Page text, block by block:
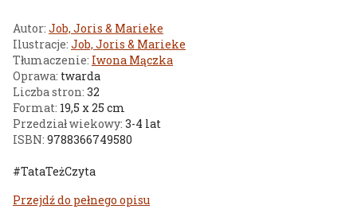
Autor: Job, Joris & Marieke
Ilustracje: Job, Joris & Marieke
Tłumaczenie: Iwona Mączka
Oprawa: twarda
Liczba stron: 32
Format: 19,5 x 25 cm
Przedział wiekowy: 3-4 lat
ISBN: 9788366749580
#TataTeżCzyta
Przejdź do pełnego opisu